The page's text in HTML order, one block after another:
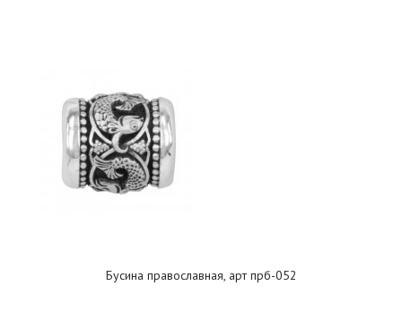
Бусина православная, арт прб-052